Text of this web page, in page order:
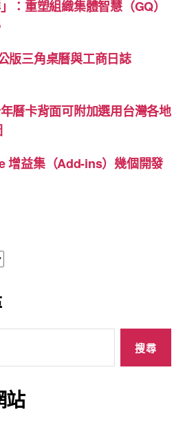
：重塑組織集體智慧（GQ）
版三角桌曆與工商日誌
曆卡背面可附加選用台灣各地
增益集（Add-ins）幾個開發
站